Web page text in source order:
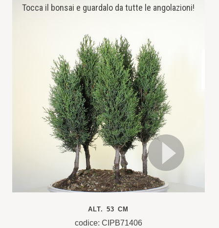
Tocca il bonsai e guardalo da tutte le angolazioni!
ALT. 53 CM
codice: CIPB71406